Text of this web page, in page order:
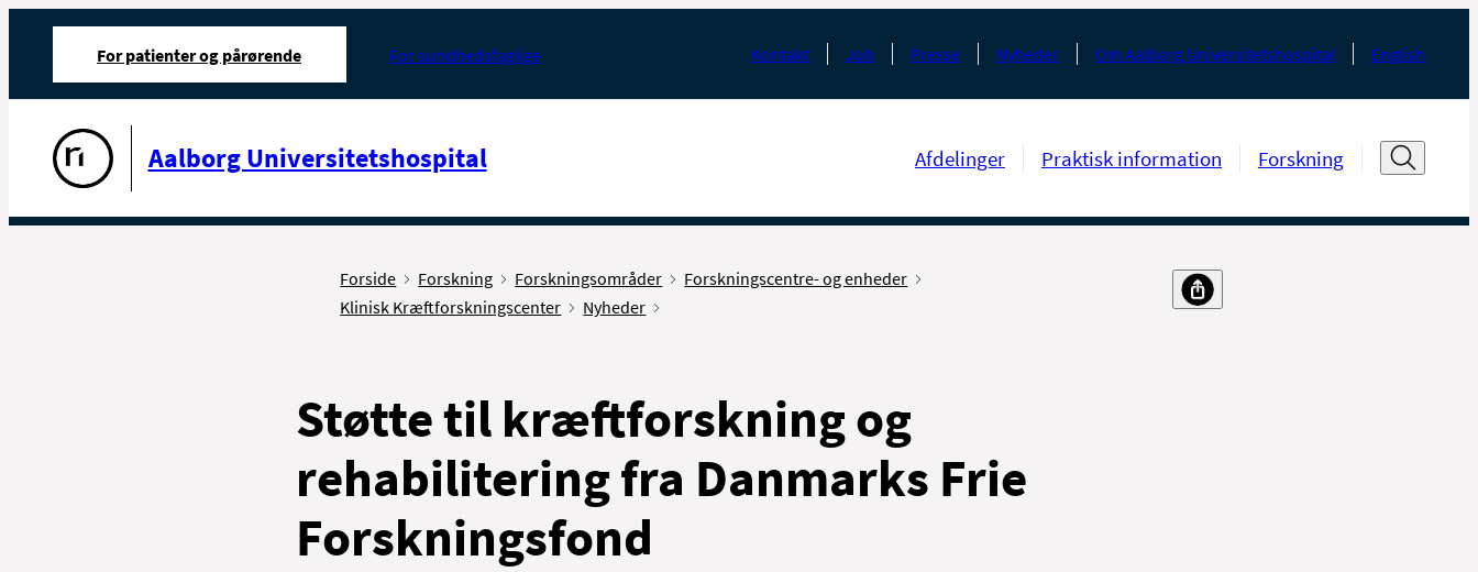
For patienter og pårørende For sundhedsfaglige Kontakt Job Presse Nyheder Om Aalborg Universitetshospital English
Aalborg Universitetshospital Afdelinger Praktisk information Forskning
Forside Forskning Forskningsområder
Forskningscentre- og enheder
Klinisk Kræftforskningscenter
Nyheder
Støtte til kræftforskning og
rehabilitering fra Danmarks Frie
Forskningsfond